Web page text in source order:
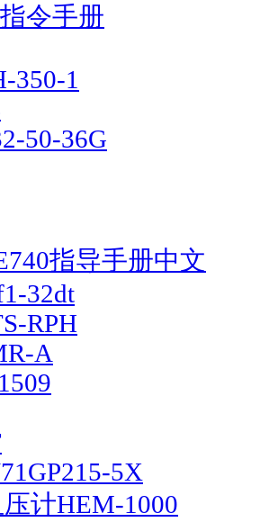
令手册
350-1
50-36G
指导手册中文
32dt
RPH
A
5X
计HEM-1000